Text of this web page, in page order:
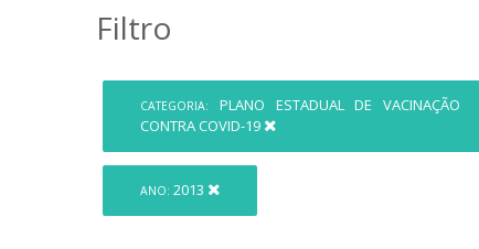
Filtro
CATEGORIA:
PLANO ESTADUAL DE VACINAÇÃO
CONTRA COVID-19
ANO: 2013